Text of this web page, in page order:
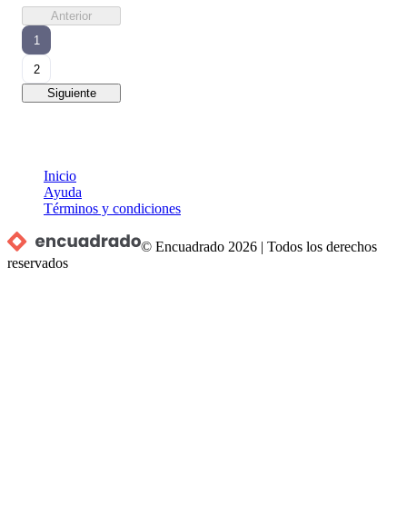
Anterior
1
2
Siguiente
Inicio
Ayuda
Términos y condiciones
© Encuadrado 2026 |Todos los derechos
reservados